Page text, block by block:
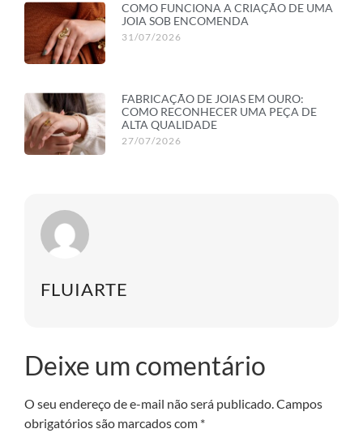
COMO FUNCIONA A CRIAÇÃO DE UMA
JOIA SOB ENCOMENDA
31/07/2026
FABRICAÇÃO DE JOIAS EM OURO:
COMO RECONHECER UMA PEÇA DE
ALTA QUALIDADE
27/07/2026
FLUIARTE
Deixe um comentário
O seu endereço de e-mail não será publicado. Campos
obrigatórios são marcados com *